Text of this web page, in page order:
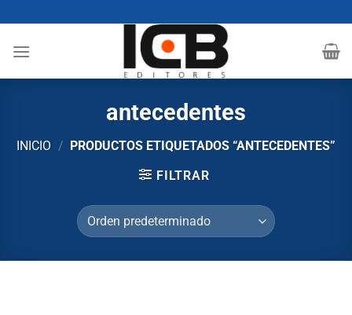
al
contenido
antecedentes
INICIO /
PRODUCTOS ETIQUETADOS “ANTECEDENTES”
FILTRAR